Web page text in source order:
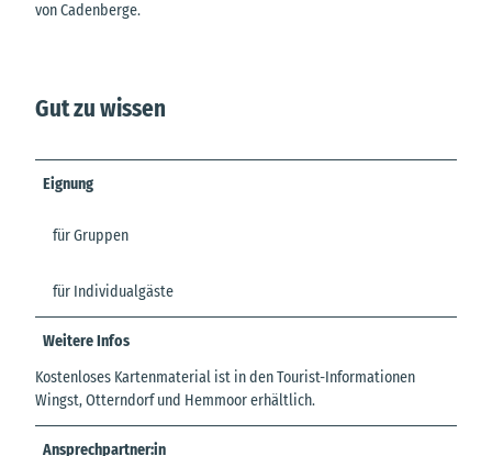
von Cadenberge.
Gut zu wissen
Eignung
für Gruppen
für Individualgäste
Weitere Infos
Kostenloses Kartenmaterial ist in den Tourist-Informationen
Wingst, Otterndorf und Hemmoor erhältlich.
Ansprechpartner:in